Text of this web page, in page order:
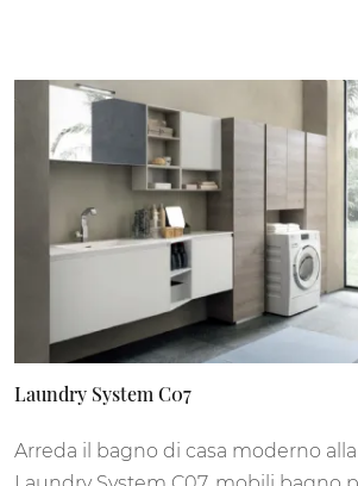
Laundry System C07
Arreda il bagno di casa moderno